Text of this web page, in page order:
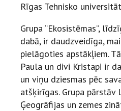
Rīgas Tehnisko
Grupa “Ekosistēmas”,
dabā, ir daudzveidīga,
pielāgoties apstākļiem.
Paula un divi Kristapi ir
un viņu dziesmas pēc
atšķirīgas. Grupa
Ģeogrāfijas un zemes